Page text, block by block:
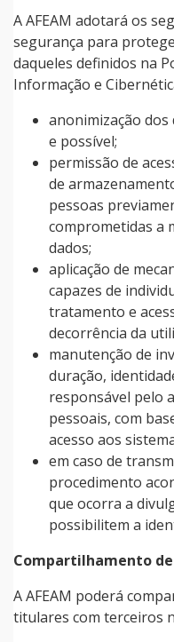
A AFEAM adotará os
segurança para
daqueles definidos na
Informação e
anonimização dos
e possível;
permissão de
de
pessoas
comprometidas a
dados;
aplicação de
capazes de
tratamento e
decorrência da
manutenção de
duração,
responsável pelo
pessoais, com
acesso aos
em caso de
procedimento
que ocorra a
possibilitem a
Compartilhamento de
A AFEAM poderá
titulares com terceiros